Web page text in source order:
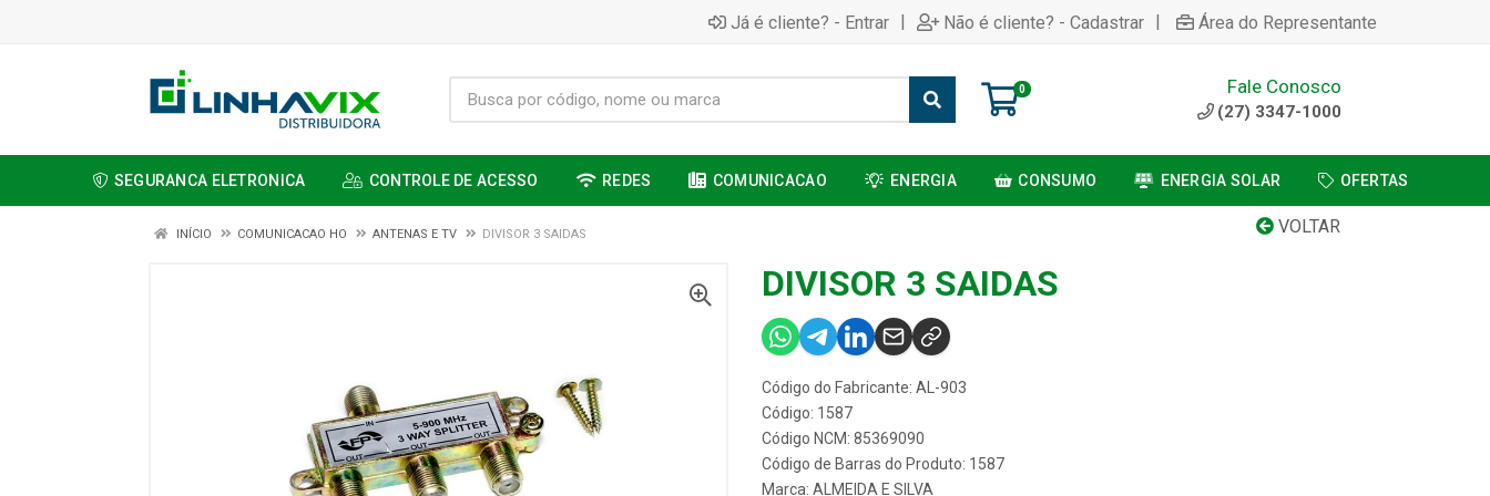
Já é cliente? - Entrar | Não é cliente? - Cadastrar | Área do Representante
0 Fale Conosco
(27) 3347-1000
SEGURANCA ELETRONICA CONTROLE DE ACESSO REDES COMUNICACAO ENERGIA CONSUMO ENERGIA SOLAR OFERTAS
VOLTAR
INÍCIO COMUNICACAO HO ANTENAS E TV DIVISOR 3 SAIDAS
DIVISOR 3 SAIDAS
Código do Fabricante: AL-903
Código: 1587
Código NCM: 85369090
Código de Barras do Produto: 1587
Marca: ALMEIDA E SILVA